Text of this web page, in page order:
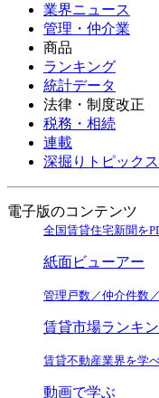
業界ニュース
管理・仲介業
商品
ランキング
統計データ
法律・制度改正
税務・相続
連載
深掘りトピックス
電子版のコンテンツ
全国賃貸住宅新聞を
紙面ビューアー
管理戸数／仲介件数
賃貸市場ランキ
賃貸不動産業界を学
動画で学ぶ